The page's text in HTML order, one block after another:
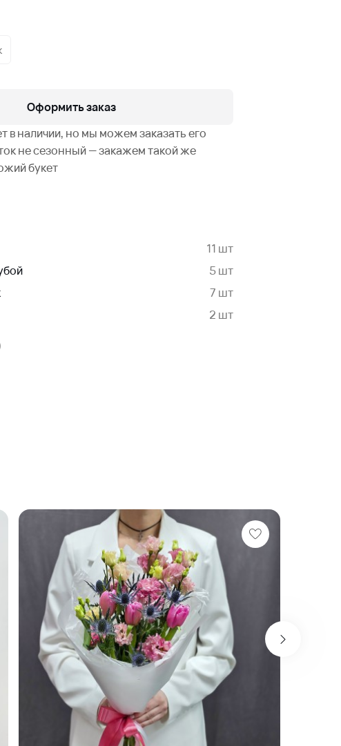
Оформить заказ
в наличии, но мы можем заказать его
не сезонный — закажем такой же
букет
11 шт
5 шт
7 шт
2 шт